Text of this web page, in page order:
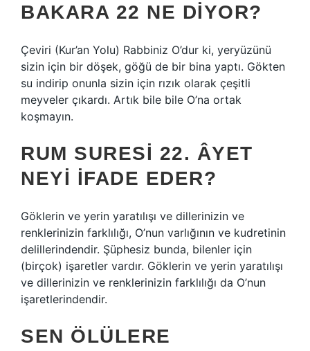
BAKARA 22 NE DIYOR?
Çeviri (Kur’an Yolu) Rabbiniz O’dur ki, yeryüzünü
sizin için bir döşek, göğü de bir bina yaptı. Gökten
su indirip onunla sizin için rızık olarak çeşitli
meyveler çıkardı. Artık bile bile O’na ortak
koşmayın.
RUM SURESI 22. ÂYET
NEYI IFADE EDER?
Göklerin ve yerin yaratılışı ve dillerinizin ve
renklerinizin farklılığı, O’nun varlığının ve kudretinin
delillerindendir. Şüphesiz bunda, bilenler için
(birçok) işaretler vardır. Göklerin ve yerin yaratılışı
ve dillerinizin ve renklerinizin farklılığı da O’nun
işaretlerindendir.
SEN ÖLÜLERE